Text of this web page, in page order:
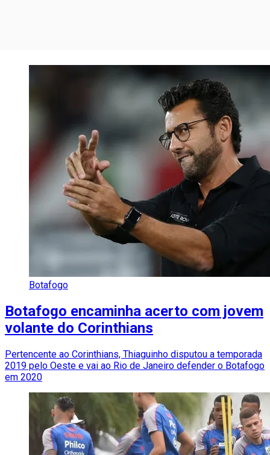
Botafogo
Botafogo encaminha acerto com jovem
volante do Corinthians
Pertencente ao Corinthians, Thiaguinho disputou a temporada
2019 pelo Oeste e vai ao Rio de Janeiro defender o Botafogo
em 2020